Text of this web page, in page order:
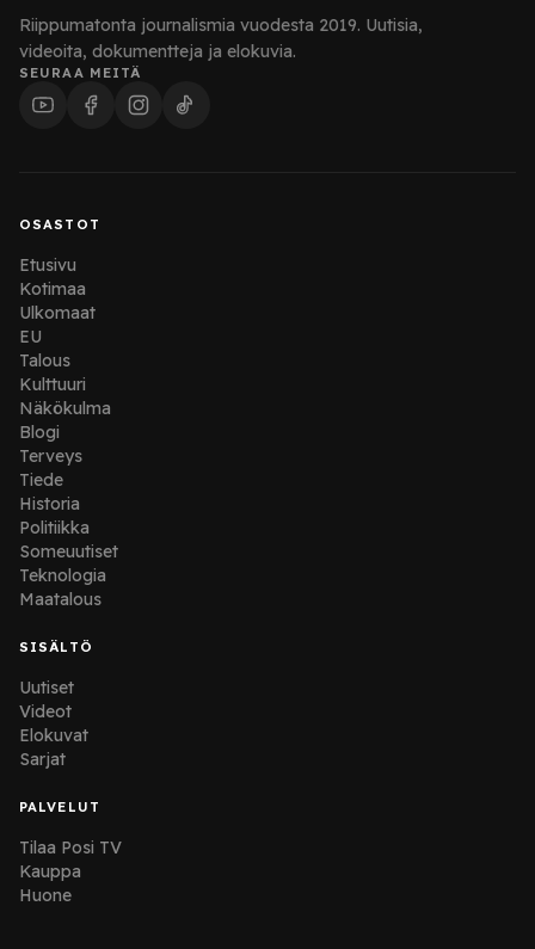
Riippumatonta journalismia vuodesta 2019. Uutisia,
videoita, dokumentteja ja elokuvia.
SEURAA MEITÄ
OSASTOT
Etusivu
Kotimaa
Ulkomaat
EU
Talous
Kulttuuri
Näkökulma
Blogi
Terveys
Tiede
Historia
Politiikka
Someuutiset
Teknologia
Maatalous
SISÄLTÖ
Uutiset
Videot
Elokuvat
Sarjat
PALVELUT
Tilaa Posi TV
Kauppa
Huone